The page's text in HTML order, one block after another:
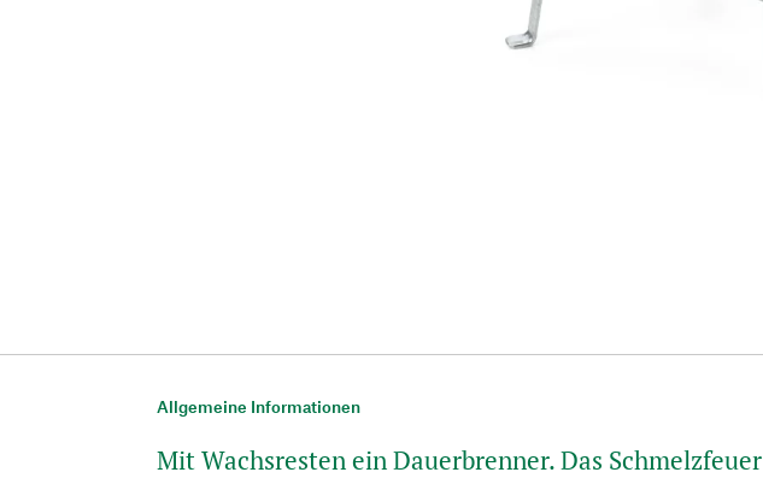
Allgemeine Informationen
Mit Wachsresten ein Dauerbrenner. Das Schmelzfeuer